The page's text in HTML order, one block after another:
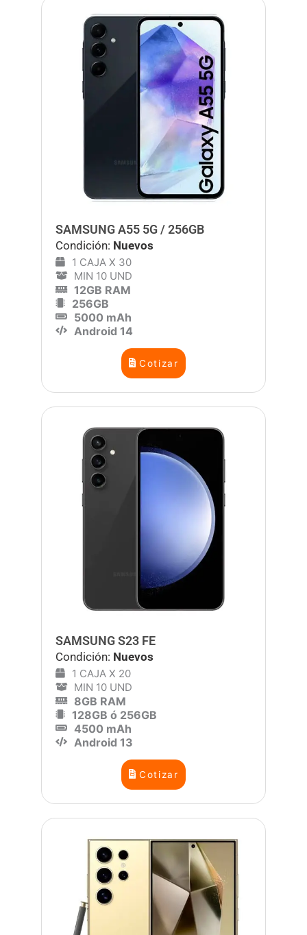
SAMSUNG A55 5G / 256GB
Condición: Nuevos
1 CAJA X 30
MIN 10 UND
12GB RAM
256GB
5000 mAh
Android 14
Cotizar
SAMSUNG S23 FE
Condición: Nuevos
1 CAJA X 20
MIN 10 UND
8GB RAM
128GB ó 256GB
4500 mAh
Android 13
Cotizar